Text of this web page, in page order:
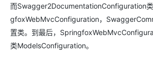
而Swagger2DocumentationConfiguration
gfoxWebMvcConfiguration，
置类。到最后，
类ModelsConfiguration。